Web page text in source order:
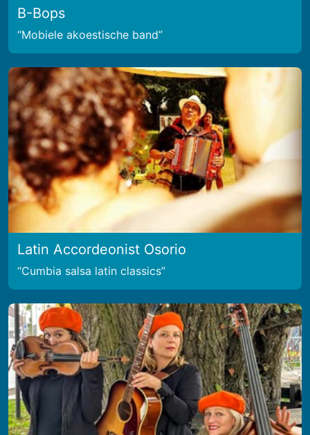
B-Bops
Mobiele akoestische band
Latin Accordeonist Osorio
Cumbia salsa latin classics